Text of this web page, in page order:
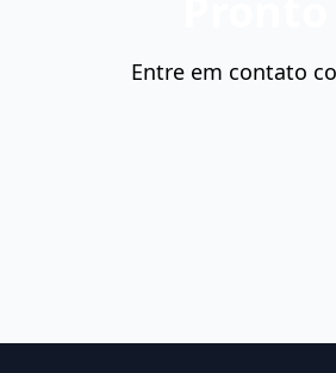
Entre em contato